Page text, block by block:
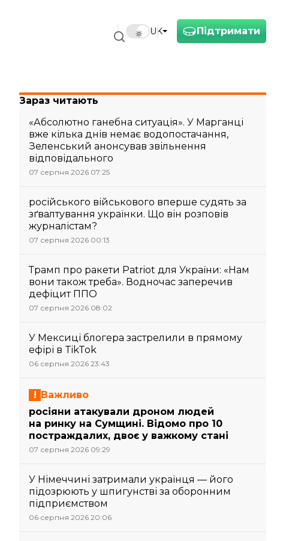
Підтримати
UK
Зараз читають
«Абсолютно ганебна ситуація». У Марганці
вже кілька днів немає водопостачання,
Зеленський анонсував звільнення
відповідального
07 серпня 2026 07:25
російського військового вперше судять за
зґвалтування українки. Що він розповів
журналістам?
07 серпня 2026 00:13
Трамп про ракети Patriot для України: «Нам
вони також треба». Водночас заперечив
дефіцит ППО
07 серпня 2026 08:02
У Мексиці блогера застрелили в прямому
ефірі в TikTok
06 серпня 2026 23:43
Важливо
росіяни атакували дроном людей
на ринку на Сумщині. Відомо про 10
постраждалих, двоє у важкому стані
07 серпня 2026 09:29
У Німеччині затримали українця — його
підозрюють у шпигунстві за оборонним
підприємством
06 серпня 2026 20:06